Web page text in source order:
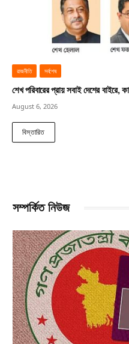
রাজনীতি সর্বশেষ
শেখ পরিবারের প্রায় সবাই দেশের বাইরে,
August 6, 2026
বিস্তারিত
সম্পর্কিত নিউজ